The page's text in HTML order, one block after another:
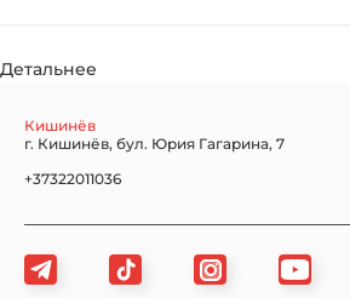
Детальнее
Кишинёв
г. Кишинёв, бул. Юрия Гагарина, 7
+37322011036